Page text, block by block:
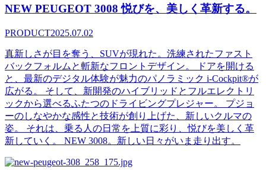
NEW PEUGEOT 3008 悦びを、美しく革新する。
PRODUCT2025.07.02
真新しさが目を奪う、SUVが現れた。洗練されたファスト
バックフォルムと斬新なフロントデザイン。 ドアを開ける
と、最新のデジタル体験が魅力のパノラミック i-Cockpit®が
広がる。 そして、新開発のハイブリッドとフルエレクトリ
ックから選べるふたつのドライビングプレジャー。 プジョ
ーのしなやかな感性と技術が創り上げた、新しいクルマの
姿。 それは、乗る人の日常を上質に彩り、悦びを美しく革
新していく。 NEW 3008。新しい日々がいま走り出す。